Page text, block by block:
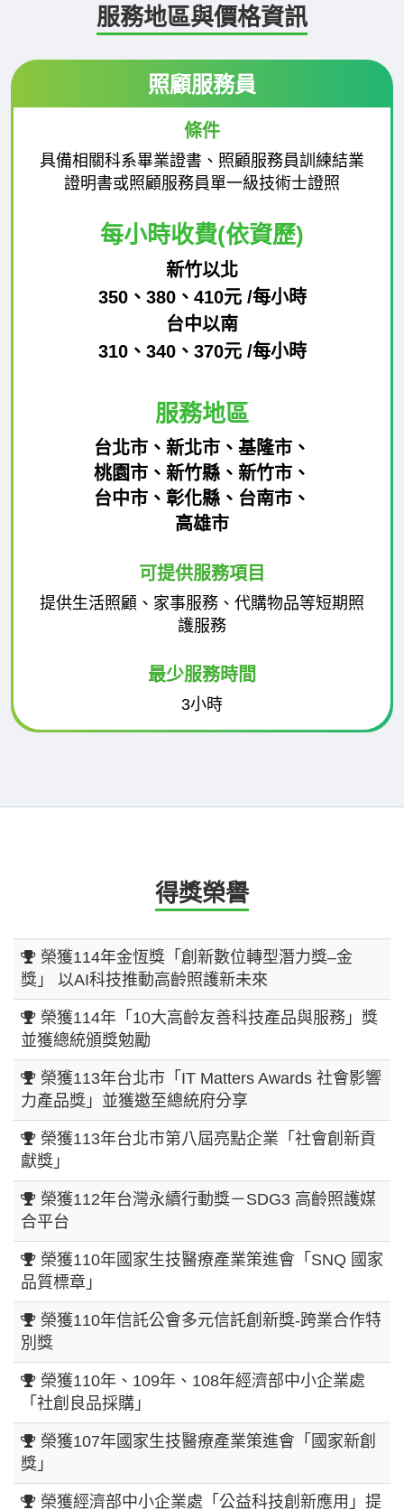
服務地區與價格資訊
照顧服務員
條件
具備相關科系畢業證書、照顧服務員訓練結業
證明書或照顧服務員單一級技術士證照
每小時收費(依資歷)
新竹以北
350、380、410元 /每小時
台中以南
310、340、370元 /每小時
服務地區
台北市、新北市、基隆市、
桃園市、新竹縣、新竹市、
台中市、彰化縣、台南市、
高雄市
可提供服務項目
提供生活照顧、家事服務、代購物品等短期照
護服務
最少服務時間
3小時
得獎榮譽
榮獲114年金恆獎「創新數位轉型潛力獎–金
獎」 以AI科技推動高齡照護新未來
榮獲114年「10大高齡友善科技產品與服務」獎
並獲總統頒獎勉勵
榮獲113年台北市「IT Matters Awards 社會影響
力產品獎」並獲邀至總統府分享
榮獲113年台北市第八屆亮點企業「社會創新貢
獻獎」
榮獲112年台灣永續行動獎－SDG3 高齡照護媒
合平台
榮獲110年國家生技醫療產業策進會「SNQ 國家
品質標章」
榮獲110年信託公會多元信託創新獎-跨業合作特
別獎
榮獲110年、109年、108年經濟部中小企業處
「社創良品採購」
榮獲107年國家生技醫療產業策進會「國家新創
獎」
榮獲經濟部中小企業處「公益科技創新應用」提